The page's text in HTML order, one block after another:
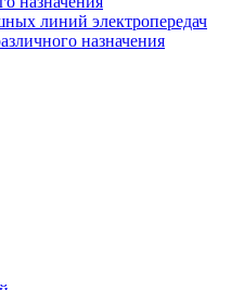
линий электропередач
назначения